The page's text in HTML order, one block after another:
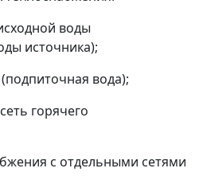
воды
источника);
вода);
горячего
с отдельными сетями